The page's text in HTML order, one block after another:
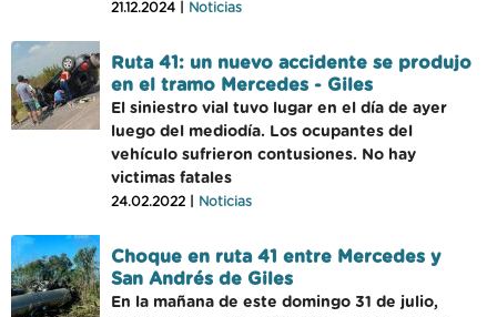
21.12.2024 | Noticias
Ruta 41: un nuevo accidente se produjo
en el tramo Mercedes - Giles
El siniestro vial tuvo lugar en el día de ayer
luego del mediodía. Los ocupantes del
vehículo sufrieron contusiones. No hay
victimas fatales
24.02.2022 | Noticias
Choque en ruta 41 entre Mercedes y
San Andrés de Giles
En la mañana de este domingo 31 de julio,